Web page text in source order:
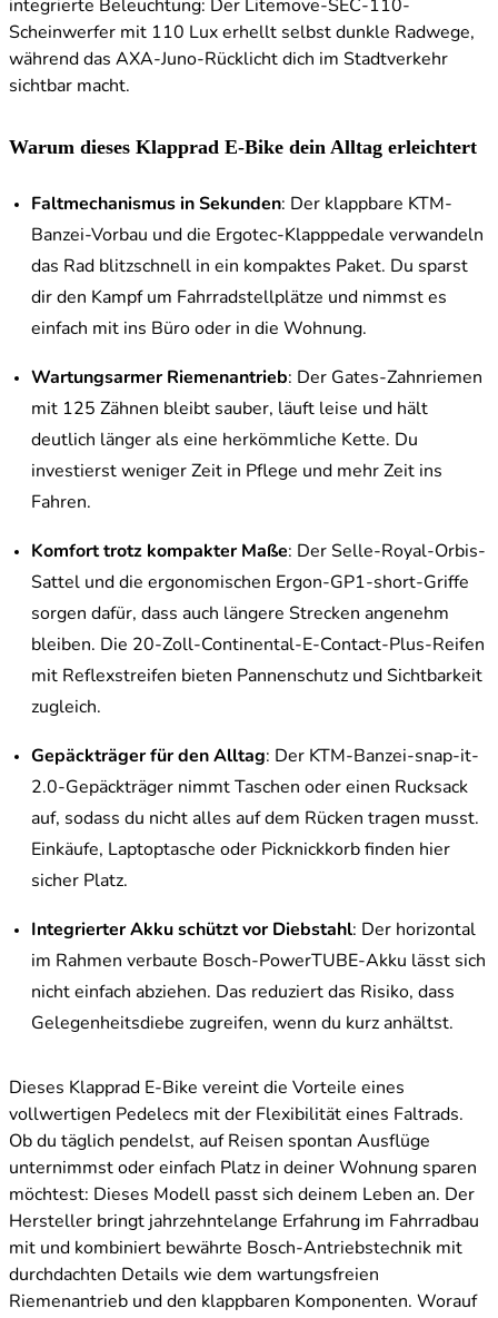
integrierte Beleuchtung: Der Litemove-SEC-110-
Scheinwerfer mit 110 Lux erhellt selbst dunkle Radwege,
während das AXA-Juno-Rücklicht dich im Stadtverkehr
sichtbar macht.
Warum dieses Klapprad E-Bike dein Alltag erleichtert
Faltmechanismus in Sekunden: Der klappbare KTM-
Banzei-Vorbau und die Ergotec-Klapppedale verwandeln
das Rad blitzschnell in ein kompaktes Paket. Du sparst
dir den Kampf um Fahrradstellplätze und nimmst es
einfach mit ins Büro oder in die Wohnung.
Wartungsarmer Riemenantrieb: Der Gates-Zahnriemen
mit 125 Zähnen bleibt sauber, läuft leise und hält
deutlich länger als eine herkömmliche Kette. Du
investierst weniger Zeit in Pflege und mehr Zeit ins
Fahren.
Komfort trotz kompakter Maße: Der Selle-Royal-Orbis-
Sattel und die ergonomischen Ergon-GP1-short-Griffe
sorgen dafür, dass auch längere Strecken angenehm
bleiben. Die 20-Zoll-Continental-E-Contact-Plus-Reifen
mit Reflexstreifen bieten Pannenschutz und Sichtbarkeit
zugleich.
Gepäckträger für den Alltag: Der KTM-Banzei-snap-it-
2.0-Gepäckträger nimmt Taschen oder einen Rucksack
auf, sodass du nicht alles auf dem Rücken tragen musst.
Einkäufe, Laptoptasche oder Picknickkorb finden hier
sicher Platz.
Integrierter Akku schützt vor Diebstahl: Der horizontal
im Rahmen verbaute Bosch-PowerTUBE-Akku lässt sich
nicht einfach abziehen. Das reduziert das Risiko, dass
Gelegenheitsdiebe zugreifen, wenn du kurz anhältst.
Dieses Klapprad E-Bike vereint die Vorteile eines
vollwertigen Pedelecs mit der Flexibilität eines Faltrads.
Ob du täglich pendelst, auf Reisen spontan Ausflüge
unternimmst oder einfach Platz in deiner Wohnung sparen
möchtest: Dieses Modell passt sich deinem Leben an. Der
Hersteller bringt jahrzehntelange Erfahrung im Fahrradbau
mit und kombiniert bewährte Bosch-Antriebstechnik mit
durchdachten Details wie dem wartungsfreien
Riemenantrieb und den klappbaren Komponenten. Worauf